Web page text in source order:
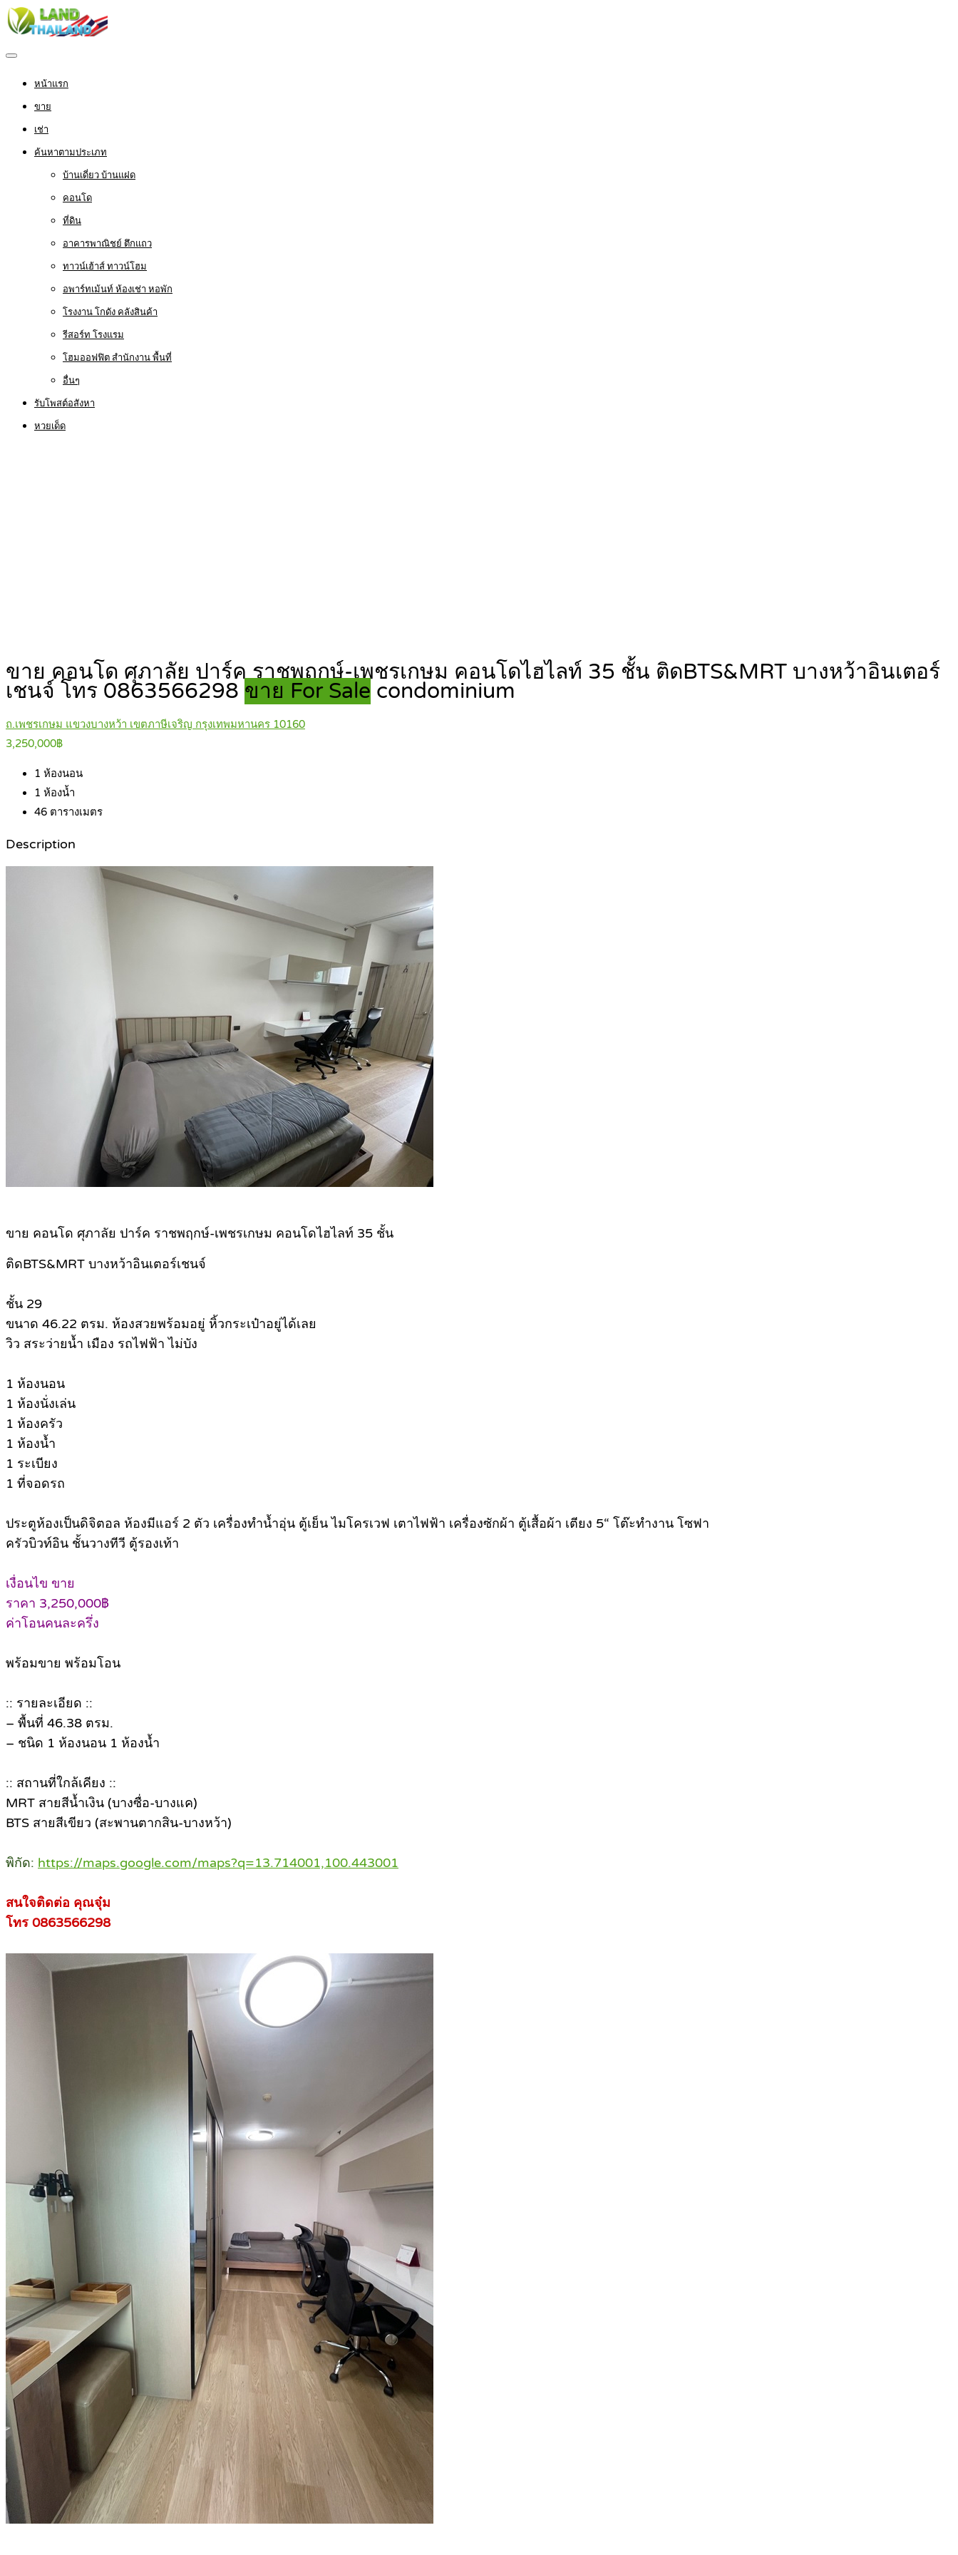
หน้าแรก
ขาย
เช่า
ค้นหาตามประเภท
บ้านเดี่ยว บ้านแฝด
คอนโด
ที่ดิน
อาคารพาณิชย์ ตึกแถว
ทาวน์เฮ้าส์ ทาวน์โฮม
อพาร์ทเม้นท์ ห้องเช่า หอพัก
โรงงาน โกดัง คลังสินค้า
รีสอร์ท โรงแรม
โฮมออฟฟิต สำนักงาน พื้นที่
อื่นๆ
รับโพสต์อสังหา
หวยเด็ด
ขาย คอนโด ศุภาลัย ปาร์ค ราชพฤกษ์-เพชรเกษม คอนโดไฮไลท์ 35 ชั้น ติดBTS&MRT บางหว้าอินเตอร์
เชนจ์ โทร 0863566298 ขาย For Sale condominium
ถ.เพชรเกษม แขวงบางหว้า เขตภาษีเจริญ กรุงเทพมหานคร 10160
3,250,000฿
1 ห้องนอน
1 ห้องน้ำ
46 ตารางเมตร
Description
ขาย คอนโด ศุภาลัย ปาร์ค ราชพฤกษ์-เพชรเกษม คอนโดไฮไลท์ 35 ชั้น
ติดBTS&MRT บางหว้าอินเตอร์เชนจ์
ชั้น 29
ขนาด 46.22 ตรม. ห้องสวยพร้อมอยู่ หิ้วกระเป๋าอยู่ได้เลย
วิว สระว่ายน้ำ เมือง รถไฟฟ้า ไม่บัง
1 ห้องนอน
1 ห้องนั่งเล่น
1 ห้องครัว
1 ห้องน้ำ
1 ระเบียง
1 ที่จอดรถ
ประตูห้องเป็นดิจิตอล ห้องมีแอร์ 2 ตัว เครื่องทำน้ำอุ่น ตู้เย็น ไมโครเวฟ เตาไฟฟ้า เครื่องซักผ้า ตู้เสื้อผ้า เตียง 5“ โต๊ะทำงาน โซฟา
ครัวบิวท์อิน ชั้นวางทีวี ตู้รองเท้า
เงื่อนไข ขาย
ราคา 3,250,000฿
ค่าโอนคนละครึ่ง
พร้อมขาย พร้อมโอน
:: รายละเอียด ::
– พื้นที่ 46.38 ตรม.
– ชนิด 1 ห้องนอน 1 ห้องน้ำ
:: สถานที่ใกล้เคียง ::
MRT สายสีน้ำเงิน (บางซื่อ-บางแค)
BTS สายสีเขียว (สะพานตากสิน-บางหว้า)
พิกัด: https://maps.google.com/maps?q=13.714001,100.443001
สนใจติดต่อ คุณจุ๋ม
โทร 0863566298